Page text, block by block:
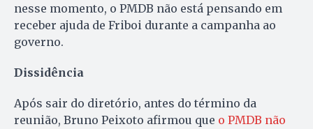
nesse momento, o PMDB não está pensando em
receber ajuda de Friboi durante a campanha ao
governo.
Dissidência
Após sair do diretório, antes do término da
reunião, Bruno Peixoto afirmou que o PMDB não